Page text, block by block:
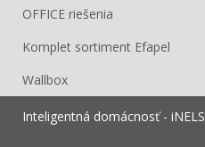
OFFICE riešenia
Komplet sortiment Efapel
Wallbox
Inteligentná domácnosť - iNELS